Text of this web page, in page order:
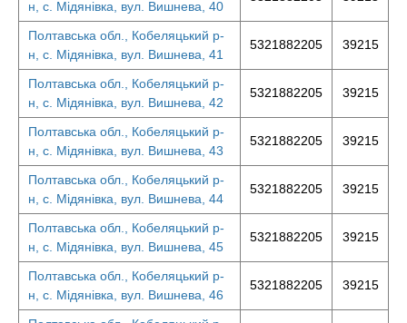
н, с. Мідянівка, вул. Вишнева, 40
Полтавська обл., Кобеляцький р-
н, с. Мідянівка, вул. Вишнева, 41
5321882205 39215
Полтавська обл., Кобеляцький р-
н, с. Мідянівка, вул. Вишнева, 42
5321882205 39215
Полтавська обл., Кобеляцький р-
н, с. Мідянівка, вул. Вишнева, 43
5321882205 39215
Полтавська обл., Кобеляцький р-
н, с. Мідянівка, вул. Вишнева, 44
5321882205 39215
Полтавська обл., Кобеляцький р-
н, с. Мідянівка, вул. Вишнева, 45
5321882205 39215
Полтавська обл., Кобеляцький р-
н, с. Мідянівка, вул. Вишнева, 46
5321882205 39215